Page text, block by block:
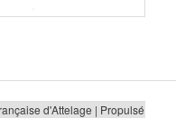
d'Attelage | Propulsé